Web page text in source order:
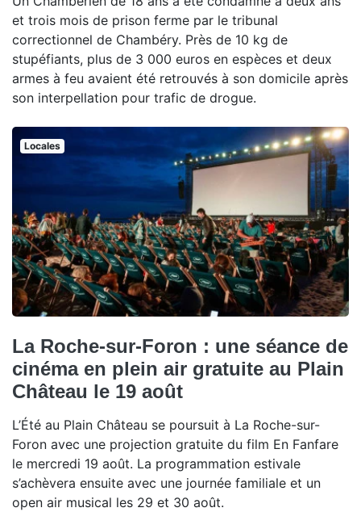
et trois mois de prison ferme par le tribunal
correctionnel de Chambéry. Près de 10 kg de
stupéfiants, plus de 3 000 euros en espèces et deux
armes à feu avaient été retrouvés à son domicile après
son interpellation pour trafic de drogue.
Locales
La Roche-sur-Foron : une séance de
cinéma en plein air gratuite au Plain
Château le 19 août
L’Été au Plain Château se poursuit à La Roche-sur-
Foron avec une projection gratuite du film En Fanfare
le mercredi 19 août. La programmation estivale
s’achèvera ensuite avec une journée familiale et un
open air musical les 29 et 30 août.